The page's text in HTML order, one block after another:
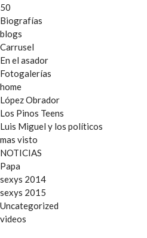
50
Biografías
blogs
Carrusel
En el asador
Fotogalerías
home
López Obrador
Los Pinos Teens
Luis Miguel y los políticos
mas visto
NOTICIAS
Papa
sexys 2014
sexys 2015
Uncategorized
videos